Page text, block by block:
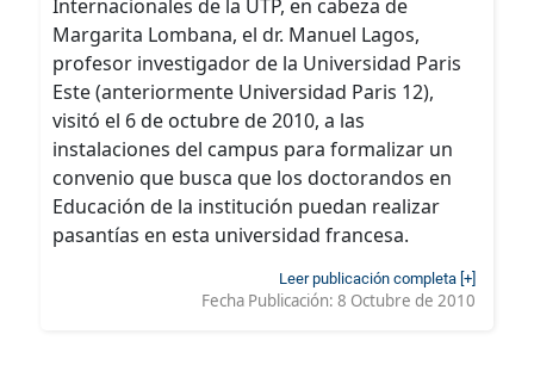
Internacionales de la UTP, en cabeza de
Margarita Lombana, el dr. Manuel Lagos,
profesor investigador de la Universidad Paris
Este (anteriormente Universidad Paris 12),
visitó el 6 de octubre de 2010, a las
instalaciones del campus para formalizar un
convenio que busca que los doctorandos en
Educación de la institución puedan realizar
pasantías en esta universidad francesa.
Leer publicación completa [+]
Fecha Publicación: 8 Octubre de 2010